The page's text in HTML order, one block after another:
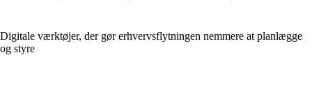
Digitale værktøjer, der gør erhvervsflytningen nemmere at planlægge
og styre